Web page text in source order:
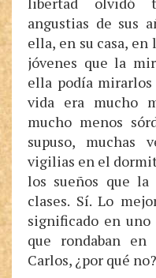
angustias de sus
ella, en su casa, en
jóvenes que la
ella podía
vida era mucho
mucho menos
supuso, muchas
vigilias en el
los sueños que la
clases. Sí. Lo
significado en uno
que rondaban
Carlos, ¿por qué no?